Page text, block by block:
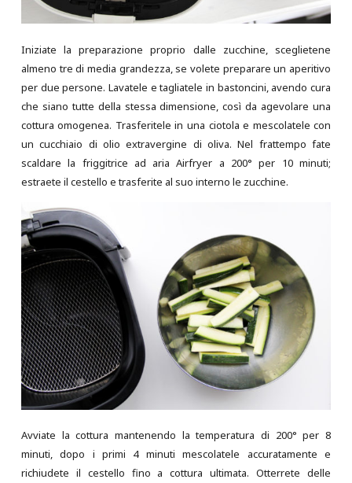
Iniziate la preparazione proprio dalle zucchine, sceglietene
almeno tre di media grandezza, se volete preparare un aperitivo
per due persone. Lavatele e tagliatele in bastoncini, avendo cura
che siano tutte della stessa dimensione, così da agevolare una
cottura omogenea. Trasferitele in una ciotola e mescolatele con
un cucchiaio di olio extravergine di oliva. Nel frattempo fate
scaldare la friggitrice ad aria Airfryer a 200° per 10 minuti;
estraete il cestello e trasferite al suo interno le zucchine.
Avviate la cottura mantenendo la temperatura di 200° per 8
minuti, dopo i primi 4 minuti mescolatele accuratamente e
richiudete il cestello fino a cottura ultimata. Otterrete delle